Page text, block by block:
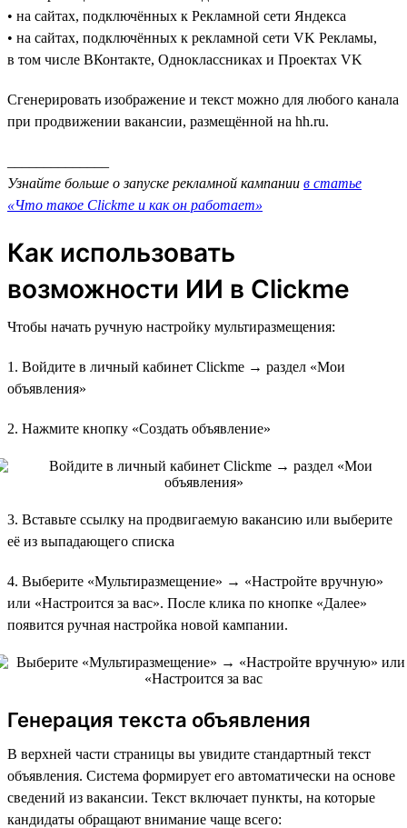
• на сайтах, подключённых к Рекламной сети Яндекса
• на сайтах, подключённых к рекламной сети VK Рекламы,
в том числе ВКонтакте, Одноклассниках и Проектах VK
Сгенерировать изображение и текст можно для любого канала
при продвижении вакансии, размещённой на hh.ru.
Узнайте больше о запуске рекламной кампании в статье
«Что такое Clickme и как он работает»
Как использовать
возможности ИИ в Clickme
Чтобы начать ручную настройку мультиразмещения:
1. Войдите в личный кабинет Clickme → раздел «Мои
объявления»
2. Нажмите кнопку «Создать объявление»
3. Вставьте ссылку на продвигаемую вакансию или выберите
её из выпадающего списка
4. Выберите «Мультиразмещение» → «Настройте вручную»
или «Настроится за вас». После клика по кнопке «Далее»
появится ручная настройка новой кампании.
Генерация текста объявления
В верхней части страницы вы увидите стандартный текст
объявления. Система формирует его автоматически на основе
сведений из вакансии. Текст включает пункты, на которые
кандидаты обращают внимание чаще всего: